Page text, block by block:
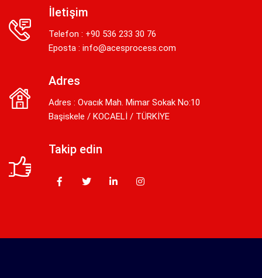
İletişim
Telefon : +90 536 233 30 76
Eposta : info@acesprocess.com
Adres
Adres : Ovacık Mah. Mimar Sokak No:10
Başiskele / KOCAELİ / TÜRKİYE
Takip edin